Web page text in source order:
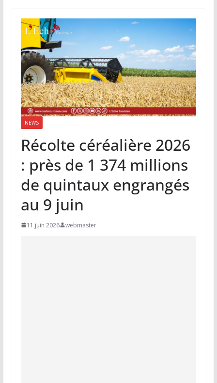
NEWS
Récolte céréalière 2026
: près de 1 374 millions
de quintaux engrangés
au 9 juin
11 juin 2026 webmaster